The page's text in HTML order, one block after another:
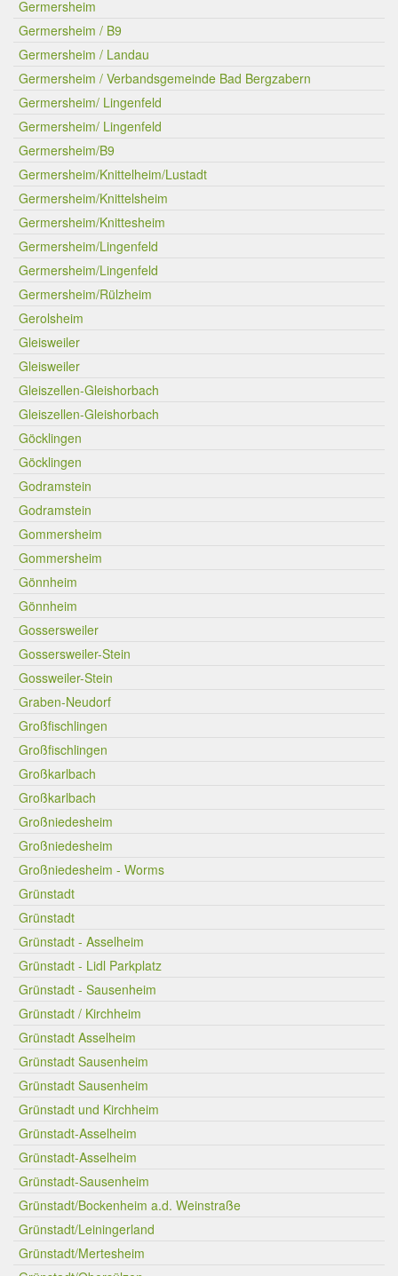
Germersheim
Germersheim / B9
Germersheim / Landau
Germersheim / Verbandsgemeinde Bad Bergzabern
Germersheim/ Lingenfeld
Germersheim/ Lingenfeld
Germersheim/B9
Germersheim/Knittelheim/Lustadt
Germersheim/Knittelsheim
Germersheim/Knittesheim
Germersheim/Lingenfeld
Germersheim/Lingenfeld
Germersheim/Rülzheim
Gerolsheim
Gleisweiler
Gleisweiler
Gleiszellen-Gleishorbach
Gleiszellen-Gleishorbach
Göcklingen
Göcklingen
Godramstein
Godramstein
Gommersheim
Gommersheim
Gönnheim
Gönnheim
Gossersweiler
Gossersweiler-Stein
Gossweiler-Stein
Graben-Neudorf
Großfischlingen
Großfischlingen
Großkarlbach
Großkarlbach
Großniedesheim
Großniedesheim
Großniedesheim - Worms
Grünstadt
Grünstadt
Grünstadt - Asselheim
Grünstadt - Lidl Parkplatz
Grünstadt - Sausenheim
Grünstadt / Kirchheim
Grünstadt Asselheim
Grünstadt Sausenheim
Grünstadt Sausenheim
Grünstadt und Kirchheim
Grünstadt-Asselheim
Grünstadt-Asselheim
Grünstadt-Sausenheim
Grünstadt/Bockenheim a.d. Weinstraße
Grünstadt/Leiningerland
Grünstadt/Mertesheim